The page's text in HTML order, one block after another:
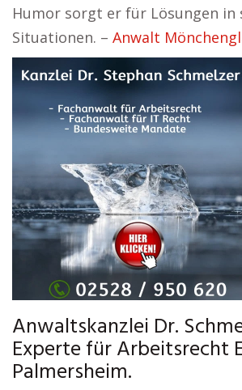
Humor sorgt er für Lösungen in
Situationen. – Anwalt
Anwaltskanzlei Dr.
Experte für Arbeitsrecht
Palmersheim.